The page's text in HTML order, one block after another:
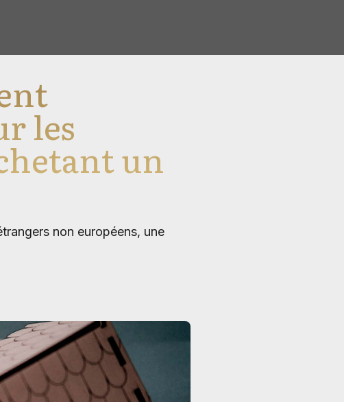
les
un
non européens, une